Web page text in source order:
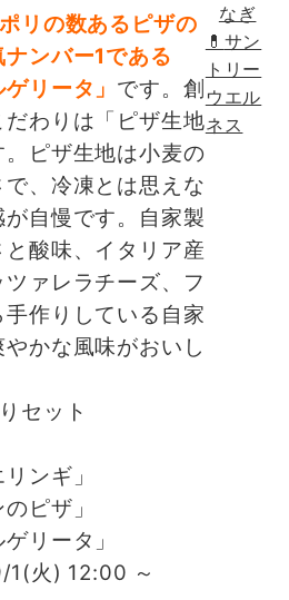
リの数あるピザの
ンバー1である
リータ」 です。創
わりは「ピザ生地
ピザ生地は小麦の
、冷凍とは思えな
自慢です。自家製
と酸味、イタリア産
ァレラチーズ、フ
作りしている自家
かな風味がおいし
セット
ンギ」
ピザ」
リータ」
火) 12:00 ～
なぎ
💊 サン
トリー
ウエル
ネス